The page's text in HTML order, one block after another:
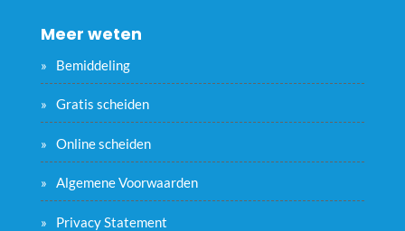
Meer weten
Bemiddeling
Gratis scheiden
Online scheiden
Algemene Voorwaarden
Privacy Statement